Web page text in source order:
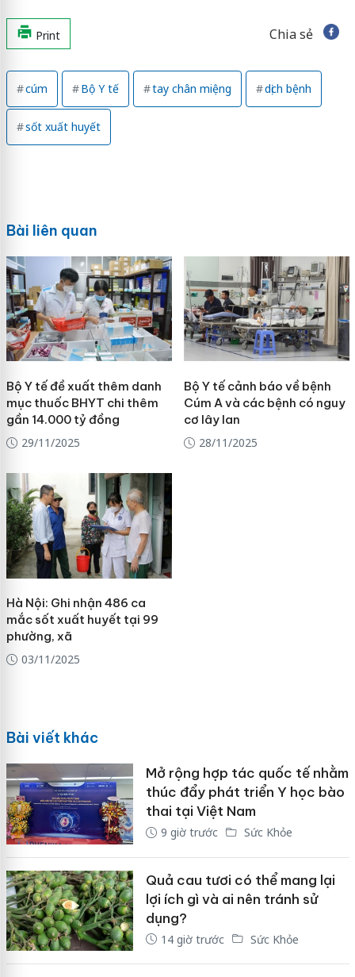
Print Chia sẻ
cúm Bộ Y tế tay chân miệng dịch bệnh
sốt xuất huyết
Bài liên quan
Bộ Y tế đề xuất thêm danh
mục thuốc BHYT chi thêm
gần 14.000 tỷ đồng
29/11/2025
Bộ Y tế cảnh báo về bệnh
Cúm A và các bệnh có nguy
cơ lây lan
28/11/2025
Hà Nội: Ghi nhận 486 ca
mắc sốt xuất huyết tại 99
phường, xã
03/11/2025
Bài viết khác
Mở rộng hợp tác quốc tế nhằm
thúc đẩy phát triển Y học bào
thai tại Việt Nam
9 giờ trước Sức Khỏe
Quả cau tươi có thể mang lại
lợi ích gì và ai nên tránh sử
dụng?
14 giờ trước Sức Khỏe